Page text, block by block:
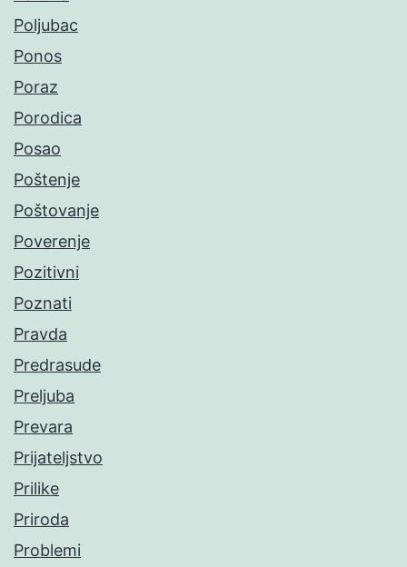
Poljubac
Ponos
Poraz
Porodica
Posao
Poštenje
Poštovanje
Poverenje
Pozitivni
Poznati
Pravda
Predrasude
Preljuba
Prevara
Prijateljstvo
Prilike
Priroda
Problemi